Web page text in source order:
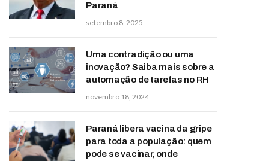
Paraná
setembro 8, 2025
Uma contradição ou uma
inovação? Saiba mais sobre a
automação de tarefas no RH
novembro 18, 2024
Paraná libera vacina da gripe
para toda a população: quem
pode se vacinar, onde